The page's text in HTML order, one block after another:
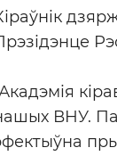
ВНУ.